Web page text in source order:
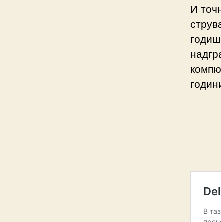
И